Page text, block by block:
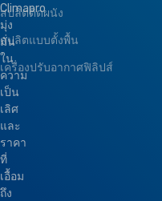
Climapro
มุ่ง
มั่น
ใน
ความ
เป็น
เลิศ
และ
ราคา
ที่
เอื้อม
ถึง
สปลิตติดผนัง
สปลิตแบบตั้งพื้น
เครื่องปรับอากาศฟิลิปส์